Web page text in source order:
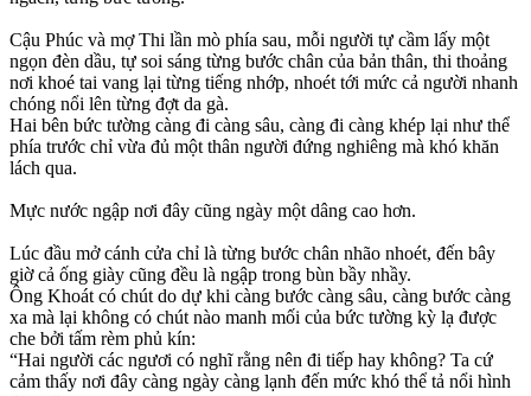
Cậu Phúc và mợ Thi lần mò phía sau, mỗi người tự cầm lấy một
ngọn đèn dầu, tự soi sáng từng bước chân của bản thân, thi thoảng
nơi khoé tai vang lại từng tiếng nhớp, nhoét tới mức cả người nhanh
chóng nổi lên từng đợt da gà.
Hai bên bức tường càng đi càng sâu, càng đi càng khép lại như thể
phía trước chỉ vừa đủ một thân người đứng nghiêng mà khó khăn
lách qua.
Mực nước ngập nơi đây cũng ngày một dâng cao hơn.
Lúc đầu mở cánh cửa chỉ là từng bước chân nhão nhoét, đến bây
giờ cả ống giày cũng đều là ngập trong bùn bầy nhầy.
Ông Khoát có chút do dự khi càng bước càng sâu, càng bước càng
xa mà lại không có chút nào manh mối của bức tường kỳ lạ được
che bởi tấm rèm phủ kín:
“Hai người các ngươi có nghĩ rằng nên đi tiếp hay không? Ta cứ
cảm thấy nơi đây càng ngày càng lạnh đến mức khó thể tả nổi hình